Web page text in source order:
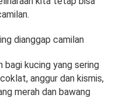
dianggap camilan
bagi kucing yang sering
anggur dan kismis,
merah dan bawang